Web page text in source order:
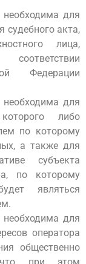
для
судебного акта,
лица,
Федерации
для
либо
по которому
а также для
субъекта
по которому
являться
для
оператора
общественно